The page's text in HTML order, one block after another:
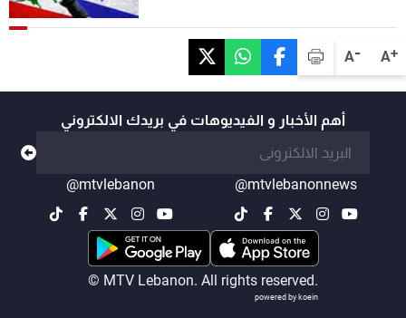
A+
A-
أهم الأخبار و الفيديوهات في بريدك الالكتروني
@mtvlebanonnews
@mtvlebanon
© MTV Lebanon. All rights reserved.
powered by koein